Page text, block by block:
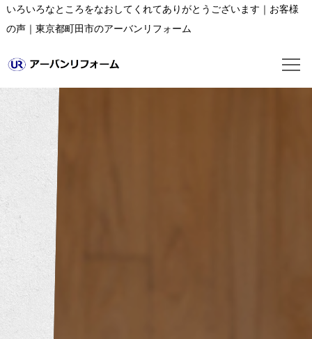
いろいろなところをなおしてくれてありがとうございます｜お客様
の声｜東京都町田市のアーバンリフォーム
トイレリフォーム